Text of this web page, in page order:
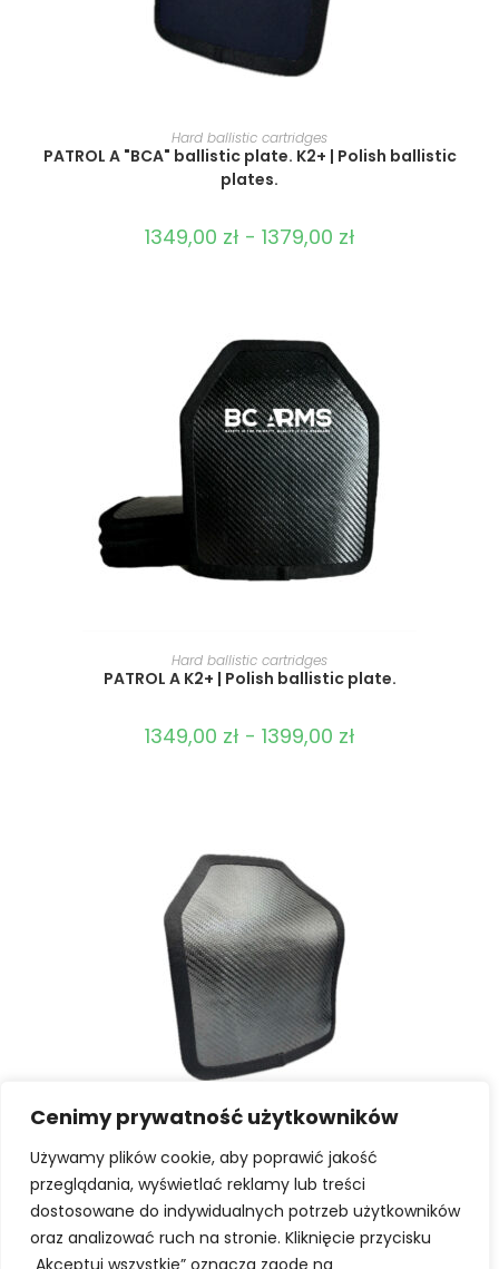
Cenimy prywatność użytkowników
Używamy plików cookie, aby poprawić jakość
przeglądania, wyświetlać reklamy lub treści
dostosowane do indywidualnych potrzeb użytkowników
oraz analizować ruch na stronie. Kliknięcie przycisku
„Akceptuj wszystkie” oznacza zgodę na
SELECT OPTIONS
Hard ballistic cartridges
PATROL A "BCA" ballistic plate. K2+ | Polish ballistic
plates.
1349,00 zł - 1379,00 zł
SELECT OPTIONS
Hard ballistic cartridges
PATROL A K2+ | Polish ballistic plate.
1349,00 zł - 1399,00 zł
SELECT OPTIONS
Hard ballistic cartridges
PATROL K K2+ | Polish ballistic plate.
1349,00 zł